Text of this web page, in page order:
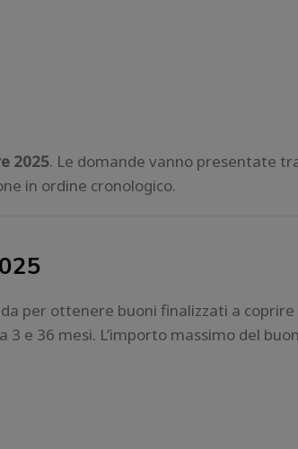
2025. Le domande vanno presentate
in ordine cronologico.
per ottenere buoni finalizzati a coprire
e 36 mesi. L’importo massimo del